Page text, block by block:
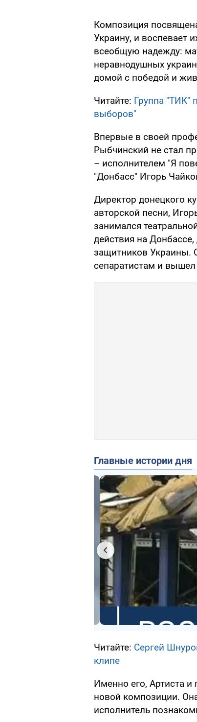
Композиция
Украину, и воспевает
всеобщую надежду:
неравнодушных
домой с победой и
Читайте: Группа "ТИК"
выборов"
Впервые в своей
Рыбчинский не стал
– исполнителем "Я
"Донбасс" Игорь
Директор донецкого
авторской песни,
занимался
действия на
защитников Украины.
сепаратистам и
Главные истории дня
Читайте: Сергей
клипе
Именно его, Артиста и
новой композиции.
исполнитель